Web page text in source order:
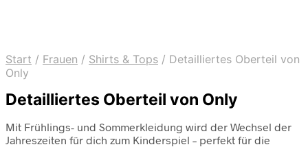
Start / Frauen / Shirts & Tops / Detailliertes Oberteil von
Only
Detailliertes Oberteil von Only
Mit Frühlings- und Sommerkleidung wird der Wechsel der
Jahreszeiten für dich zum Kinderspiel – perfekt für die